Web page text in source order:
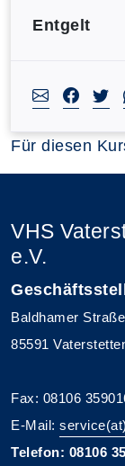
Entgelt
Für diesen
VHS
e.V.
Baldhamer
85591
Fax: 08106
E-Mail:
Telefon: 08106